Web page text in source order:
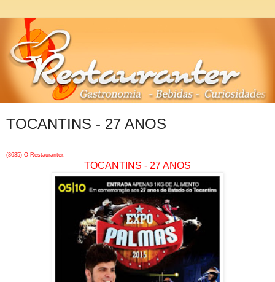
TOCANTINS - 27 ANOS
(3635) O Restauranter:
TOCANTINS - 27 ANOS